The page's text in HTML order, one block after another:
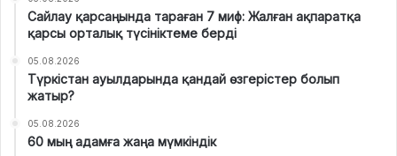
Сайлау қарсаңында тараған 7 миф: Жалған ақпаратқа
қарсы орталық түсініктеме берді
05.08.2026
Түркістан ауылдарында қандай өзгерістер болып
жатыр?
05.08.2026
60 мың адамға жаңа мүмкіндік